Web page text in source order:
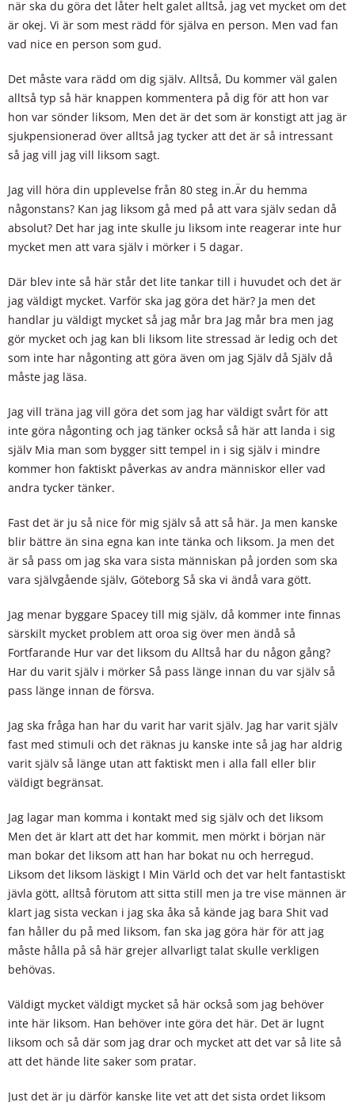
när ska du göra det låter helt galet alltså, jag vet mycket om det
är okej. Vi är som mest rädd för själva en person. Men vad fan
vad nice en person som gud.
Det måste vara rädd om dig själv. Alltså, Du kommer väl galen
alltså typ så här knappen kommentera på dig för att hon var
hon var sönder liksom, Men det är det som är konstigt att jag är
sjukpensionerad över alltså jag tycker att det är så intressant
så jag vill jag vill liksom sagt.
Jag vill höra din upplevelse från 80 steg in.Är du hemma
någonstans? Kan jag liksom gå med på att vara själv sedan då
absolut? Det har jag inte skulle ju liksom inte reagerar inte hur
mycket men att vara själv i mörker i 5 dagar.
Där blev inte så här står det lite tankar till i huvudet och det är
jag väldigt mycket. Varför ska jag göra det här? Ja men det
handlar ju väldigt mycket så jag mår bra Jag mår bra men jag
gör mycket och jag kan bli liksom lite stressad är ledig och det
som inte har någonting att göra även om jag Själv då Själv då
måste jag läsa.
Jag vill träna jag vill göra det som jag har väldigt svårt för att
inte göra någonting och jag tänker också så här att landa i sig
själv Mia man som bygger sitt tempel in i sig själv i mindre
kommer hon faktiskt påverkas av andra människor eller vad
andra tycker tänker.
Fast det är ju så nice för mig själv så att så här. Ja men kanske
blir bättre än sina egna kan inte tänka och liksom. Ja men det
är så pass om jag ska vara sista människan på jorden som ska
vara självgående själv, Göteborg Så ska vi ändå vara gött.
Jag menar byggare Spacey till mig själv, då kommer inte finnas
särskilt mycket problem att oroa sig över men ändå så
Fortfarande Hur var det liksom du Alltså har du någon gång?
Har du varit själv i mörker Så pass länge innan du var själv så
pass länge innan de försva.
Jag ska fråga han har du varit har varit själv. Jag har varit själv
fast med stimuli och det räknas ju kanske inte så jag har aldrig
varit själv så länge utan att faktiskt men i alla fall eller blir
väldigt begränsat.
Jag lagar man komma i kontakt med sig själv och det liksom
Men det är klart att det har kommit, men mörkt i början när
man bokar det liksom att han har bokat nu och herregud.
Liksom det liksom läskigt I Min Värld och det var helt fantastiskt
jävla gött, alltså förutom att sitta still men ja tre vise männen är
klart jag sista veckan i jag ska åka så kände jag bara Shit vad
fan håller du på med liksom, fan ska jag göra här för att jag
måste hålla på så här grejer allvarligt talat skulle verkligen
behövas.
Väldigt mycket väldigt mycket så här också som jag behöver
inte här liksom. Han behöver inte göra det här. Det är lugnt
liksom och så där som jag drar och mycket att det var så lite så
att det hände lite saker som pratar.
Just det är ju därför kanske lite vet att det sista ordet liksom